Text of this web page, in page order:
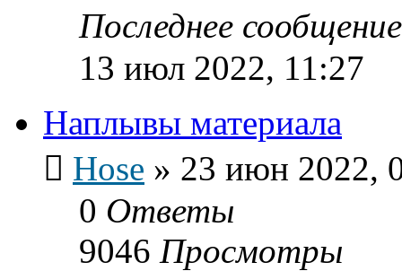
Последнее
13 июл 2022, 11:27
Наплывы материала
Hose » 23 июн 2022,
0 Ответы
9046 Просмотры